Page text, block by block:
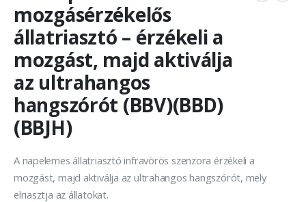
mozgásérzékelős
állatriasztó – érzékeli a
mozgást, majd aktiválja
az ultrahangos
hangszórót (BBV)(BBD)
(BBJH)
A napelemes állatriasztó infravörös szenzora érzékeli a
mozgást, majd aktiválja az ultrahangos hangszórót, mely
elriasztja az állatokat.